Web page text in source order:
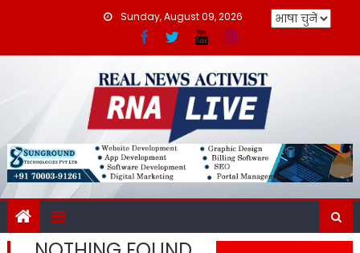
Sunday, August 09, 2026